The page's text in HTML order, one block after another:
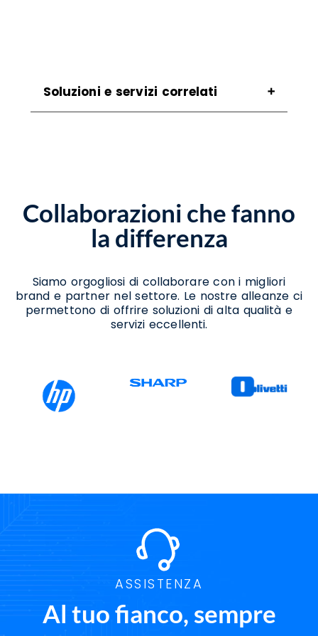
Soluzioni e servizi correlati
Vendita Stampanti Morra De Sanctis
Vendita Stampanti Termiche Morra De
Collaborazioni che fanno
la differenza
Siamo orgogliosi di collaborare con i migliori
brand e partner nel settore. Le nostre alleanze ci
permettono di offrire soluzioni di alta qualità e
servizi eccellenti.
ASSISTENZA
Al tuo fianco, sempre